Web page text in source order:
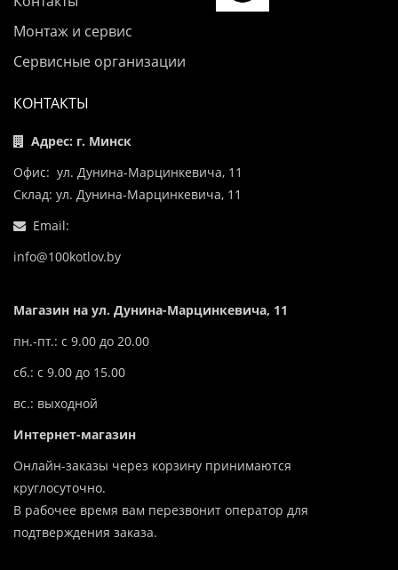
Монтаж и сервис
Сервисные организации
КОНТАКТЫ
Адрес: г. Минск
Офис: ул. Дунина-Марцинкевича, 11
Склад: ул. Дунина-Марцинкевича, 11
Email:
info@100kotlov.by
Магазин на ул. Дунина-Марцинкевича, 11
пн.-пт.: с 9.00 до 20.00
сб.: с 9.00 до 15.00
вс.: выходной
Интернет-магазин
Онлайн-заказы через корзину принимаются
круглосуточно.
В рабочее время вам перезвонит оператор для
подтверждения заказа.